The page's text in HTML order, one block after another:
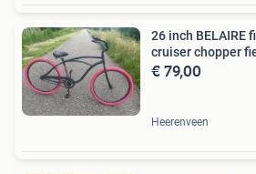
26 inch BELAIRE
cruiser chopper
€ 79,00
Heerenveen